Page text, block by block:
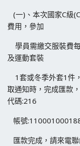
(一)、本次國家C級
費用，參加
學員需繳交服裝費
及運動套裝
1套或冬季外套1件
取通知時，完成匯款
代碼:216
帳號
匯款完成，請來電